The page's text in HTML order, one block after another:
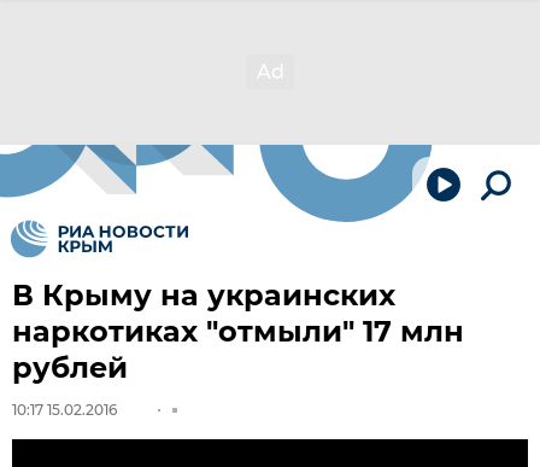
В Крыму на украинских
наркотиках "отмыли" 17 млн
рублей
10:17 15.02.2016